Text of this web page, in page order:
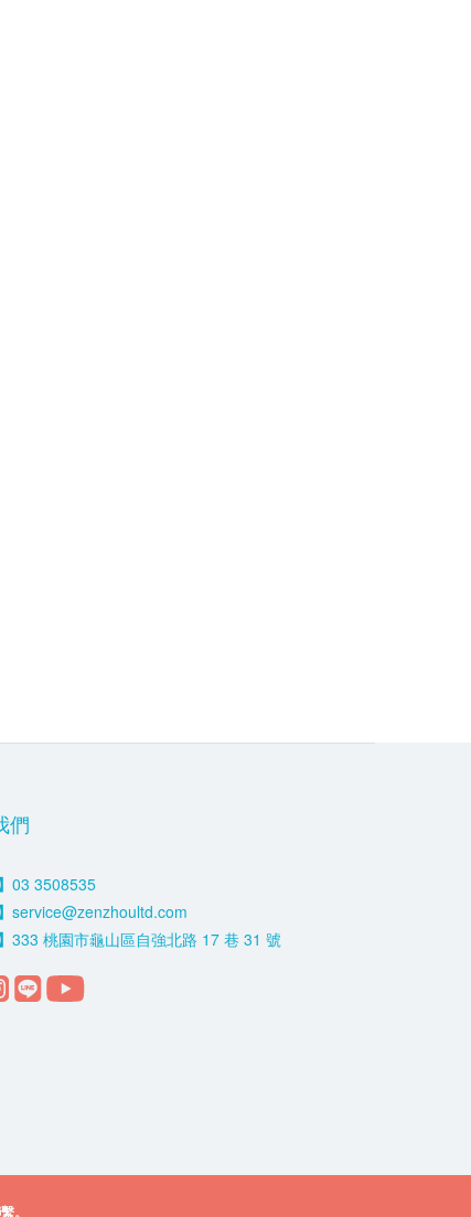
們
03 3508535
service@zenzhoultd.com
333 桃園市龜山區自強北路 17 巷 31 號
。